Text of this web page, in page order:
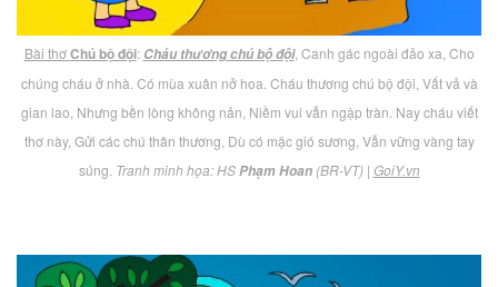
Bài thơChú bộ đội: Cháu thương chú bộ đội, Canh gác ngoài đảo xa, Cho
chúng cháu ở nhà. Có mùa xuân nở hoa. Cháu thương chú bộ đội, Vất vả và
gian lao, Nhưng bền lòng không nản, Niềm vui vẫn ngập tràn. Nay cháu viết
thơ này, Gửi các chú thân thương, Dù có mặc gió sương, Vẫn vững vàng tay
súng. Tranh minh họa: HSPhạm Hoan(BR-VT)| GoiY.vn